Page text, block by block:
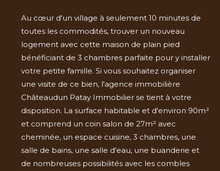
Au cœur d'un village à seulement 10 minutes de
toutes les commodités, trouver un nouveau
logement avec cette maison de plain pied
bénéficiant de 3 chambres parfaite pour y installer
votre petite famille. Si vous souhaitez organiser
une visite de ce bien, l'agence immobilière
Châteaudun Patay Immobilier se tient à votre
disposition. La surface habitable et d'environ 90m²
et comprend un coin salon de 27m² avec
cheminée, un espace cuisine, 3 chambres, une
salle de bains, une salle d'eau, une buanderie et
de nombreuses possibilités avec les combles